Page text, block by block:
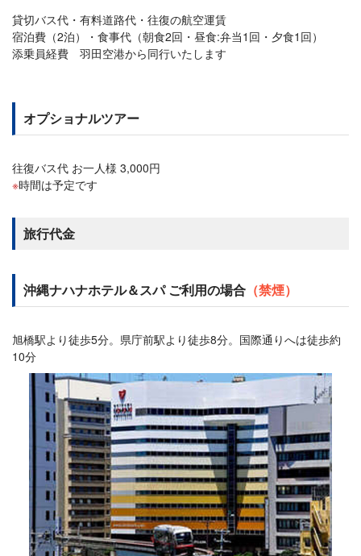
貸切バス代・有料道路代・往復の航空運賃
宿泊費（2泊）・食事代（朝食2回・昼食:弁当1回・夕食1回）
添乗員経費 羽田空港から同行いたします
オプショナルツアー
往復バス代 お一人様 3,000円
時間は予定です
旅行代金
沖縄ナハナホテル＆スパ ご利用の場合 （禁煙）
旭橋駅より徒歩5分。県庁前駅より徒歩8分。国際通りへは徒歩約
10分